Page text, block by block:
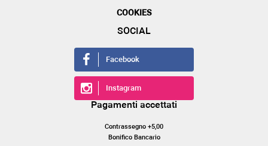
COOKIES
SOCIAL
Facebook
Instagram
Pagamenti accettati
Contrassegno +5,00
Bonifico Bancario